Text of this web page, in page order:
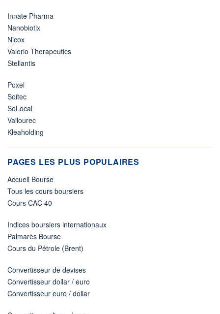
Innate Pharma
Nanobiotix
Nicox
Valerio Therapeutics
Stellantis
Poxel
Soitec
SoLocal
Vallourec
Kleaholding
PAGES LES PLUS POPULAIRES
Accueil Bourse
Tous les cours boursiers
Cours CAC 40
Indices boursiers internationaux
Palmarès Bourse
Cours du Pétrole (Brent)
Convertisseur de devises
Convertisseur dollar / euro
Convertisseur euro / dollar